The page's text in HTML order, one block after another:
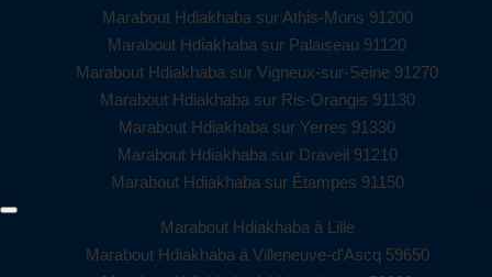
Marabout Hdiakhaba sur Athis-Mons 91200
Marabout Hdiakhaba sur Palaiseau 91120
Marabout Hdiakhaba sur Vigneux-sur-Seine 91270
Marabout Hdiakhaba sur Ris-Orangis 91130
Marabout Hdiakhaba sur Yerres 91330
Marabout Hdiakhaba sur Draveil 91210
Marabout Hdiakhaba sur Étampes 91150
Marabout Hdiakhaba à Lille
Marabout Hdiakhaba à Villeneuve-d'Ascq 59650